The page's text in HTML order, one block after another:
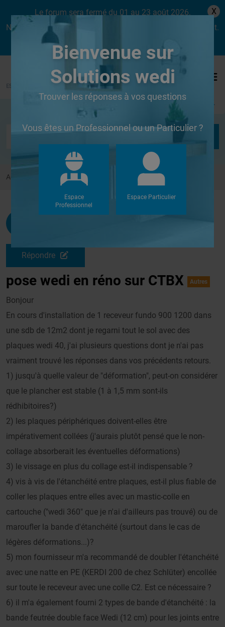
Le forum sera fermé du 01 au 23 août 2026.
Nous aurons le plaisir de vous retrouver dès le lundi 24 août.
X
Se connecter
Accueil Forums Autres pose wedi en réno sur CTBX
Jeanbt
Répondre
pose wedi en réno sur CTBX Autres
Bonjour
En cours d'installation de 1 receveur fundo 900 1200 dans
une sdb de 12m2 dont je regarni tout le sol avec des
plaques wedi 40, j'ai plusieurs questions dont je n'ai pas
vraiment trouvé les réponses dans vos précédents retours.
1) jusqu'à quelle valeur de "déformation", peut-on considérer
que le plancher est stable (1 à 1,5 mm sont-ils
rédhibitoires?)
2) les plaques périphériques doivent-elles être
impérativement collées (j'aurais plutôt pensé que le non-
collage absorberait les éventuelles déformations)
3) le vissage en plus du collage est-il indispensable ?
4) vis à vis de l'étanchéité entre plaques, est-il plus fiable de
coller les plaques entre elles avec un mastic-colle en
cartouche ("wedi 360" que je n'ai d'ailleurs pas trouvé) ou de
maroufler la bande d'étanchéité (surtout dans le cas de
légères déformations...)?
5) mon fournisseur m'a recommandé de doubler l'étanchéité
avec une natte en PE (KERDI 200 de chez Schlüter) encollée
sur toute le receveur avec une colle C2. Est ce nécessaire ?
6) il m'a également fourni 2 types de bande d'étanchéité : la
bande feutrée double face Wedi (12 cm) pour les joints entre
Bienvenue sur
Solutions wedi
Trouver les réponses à vos questions
Vous êtes un Professionnel ou un Particulier ?
Espace
Professionnel
Espace Particulier